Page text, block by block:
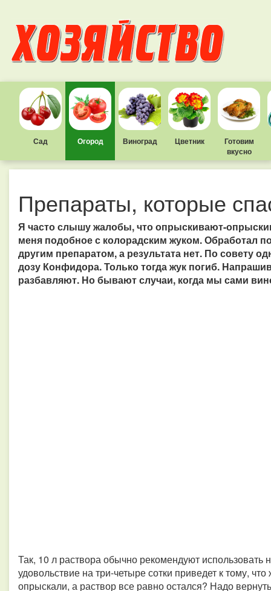
Сад Огород Виноград Цветник
Готовим
вкусно
Препараты, которые
Я часто слышу жалобы, что опрыскивают-
меня подобное с колорадским жуком. Обработал
другим препаратом, а результата нет. По совету
дозу Конфидора. Только тогда жук погиб.
разбавляют. Но бывают случаи, когда мы сами
Так, 10 л раствора обычно рекомендуют использовать
удовольствие на три-четыре сотки приведет к тому,
опрыскали, а раствор все равно остался? Надо